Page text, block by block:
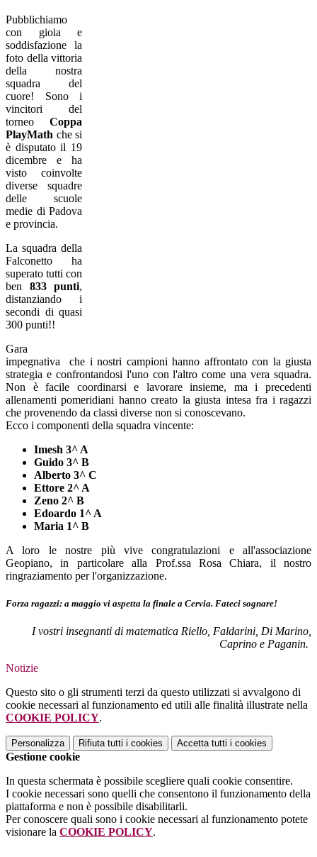
Pubblichiamo
con gioia e
soddisfazione la
foto della vittoria
della nostra
squadra del
cuore! Sono i
vincitori del
torneo Coppa
PlayMath che si
è disputato il 19
dicembre e ha
visto coinvolte
diverse squadre
delle scuole
medie di Padova
e provincia.
La squadra della
Falconetto ha
superato tutti con
ben 833 punti,
distanziando i
secondi di quasi
300 punti!!
Gara
impegnativa che i nostri campioni hanno affrontato con la giusta
strategia e confrontandosi l'uno con l'altro come una vera squadra.
Non è facile coordinarsi e lavorare insieme, ma i precedenti
allenamenti pomeridiani hanno creato la giusta intesa fra i ragazzi
che provenendo da classi diverse non si conoscevano.
Ecco i componenti della squadra vincente:
Imesh 3^ A
Guido 3^ B
Alberto 3^ C
Ettore 2^ A
Zeno 2^ B
Edoardo 1^ A
Maria 1^ B
A loro le nostre più vive congratulazioni e all'associazione
Geopiano, in particolare alla Prof.ssa Rosa Chiara, il nostro
ringraziamento per l'organizzazione.
Forza ragazzi: a maggio vi aspetta la finale a Cervia. Fateci sognare!
I vostri insegnanti di matematica Riello, Faldarini, Di Marino,
Caprino e Paganin.
Notizie
Questo sito o gli strumenti terzi da questo utilizzati si avvalgono di
cookie necessari al funzionamento ed utili alle finalità illustrate nella
COOKIE POLICY.
Personalizza Rifiuta tutti i cookies Accetta tutti i cookies
Gestione cookie
In questa schermata è possibile scegliere quali cookie consentire.
I cookie necessari sono quelli che consentono il funzionamento della
piattaforma e non è possibile disabilitarli.
Per conoscere quali sono i cookie necessari al funzionamento potete
visionare la COOKIE POLICY.